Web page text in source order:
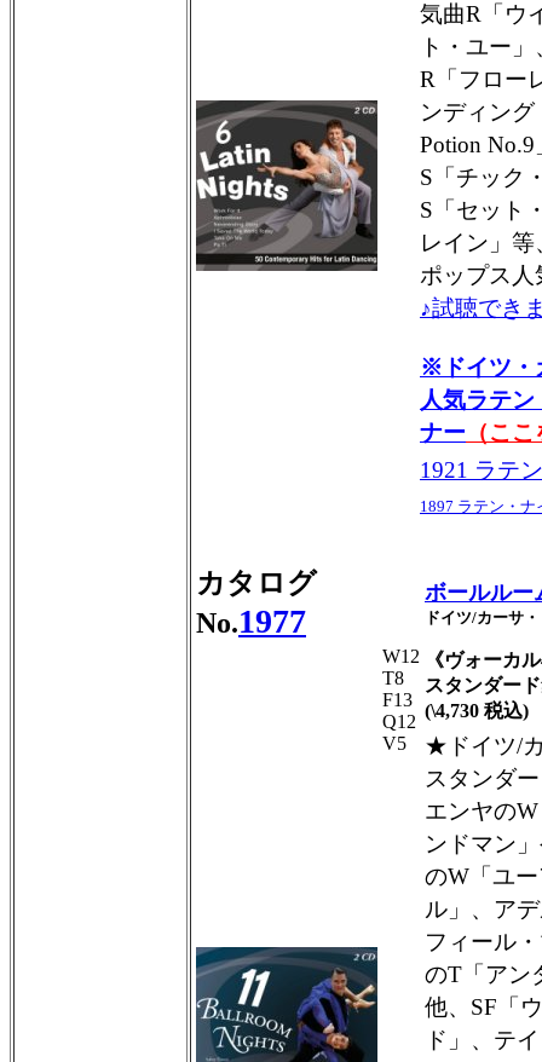
気曲R「ウ
ト・ユー
R「フロー
ンディン
Potion
S「チック
S「セット
レイン」
ポップス人
♪試聴でき
※ドイツ・
人気ラテ
ナー （こ
1921 ラテ
1897 ラテン・ナ
カタログ
No.1977
ボールルー
ドイツ/カーサ
W12
T8
F13
Q12
V5
《ヴォーカ
スタンダー
(\4,730 税込)
★ドイツ/
スタンダ
エンヤの
ンドマン
のW「ユ
ル」、ア
フィール
のT「アン
他、SF「
ド」、テ